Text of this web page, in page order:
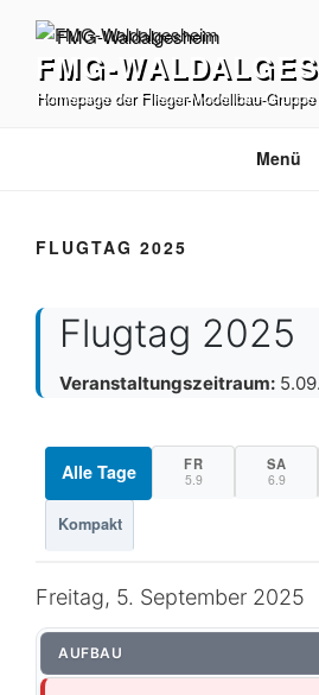
Inhalt
springenFMG-
Homepage der Flieger-Modellbau-
Menü
FLUGTAG 2025
Flugtag 2025
Veranstaltungszeitraum:
Alle Tage FR
5.9
SA
6.9
Kompakt
Freitag, 5. September 2025
AUFBAU